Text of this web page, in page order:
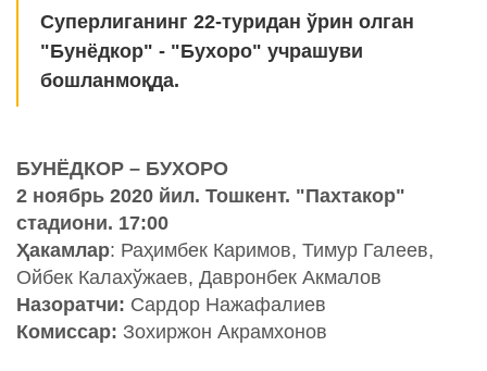
Суперлиганинг 22-туридан ўрин олган
"Бунёдкор" - "Бухоро" учрашуви
бошланмоқда.
БУНЁДКОР – БУХОРО
2 ноябрь 2020 йил. Тошкент. "Пахтакор"
стадиони. 17:00
Ҳакамлар: Раҳимбек Каримов, Тимур Галеев,
Ойбек Калахўжаев, Давронбек Акмалов
Назоратчи: Сардор Нажафалиев
Комиссар: Зохиржон Акрамхонов